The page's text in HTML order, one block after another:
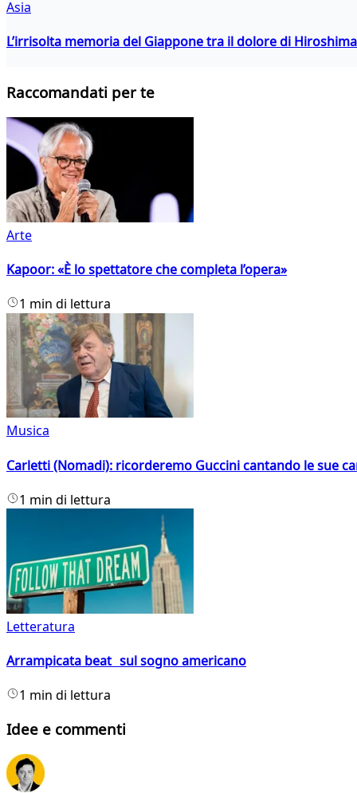
Asia
L’irrisolta memoria del Giappone tra il dolore di
Raccomandati per te
Arte
Kapoor: «È lo spettatore che completa l’opera»
1 min di lettura
Musica
Carletti (Nomadi): ricorderemo Guccini cantando le sue
1 min di lettura
Letteratura
Arrampicata beat sul sogno americano
1 min di lettura
Idee e commenti